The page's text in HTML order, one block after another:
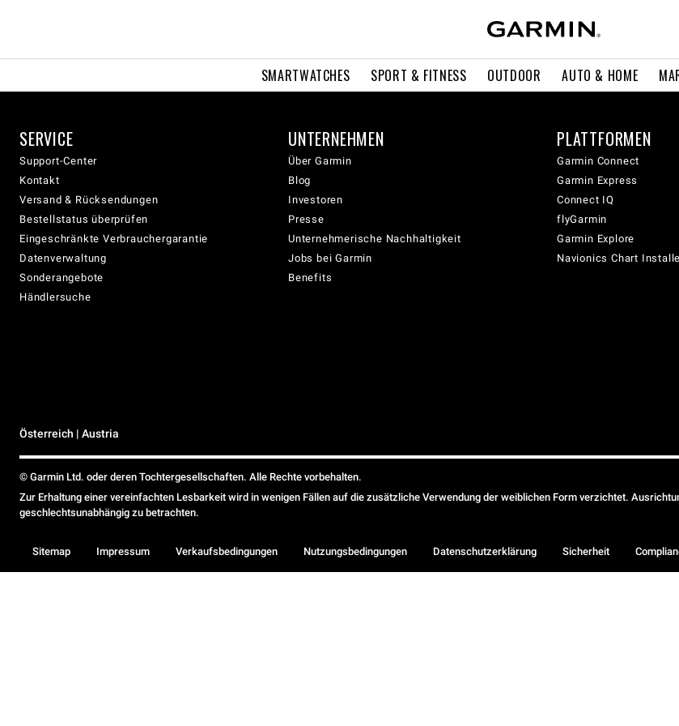
SMARTWATCHES SPORT & FITNESS OUTDOOR AUTO & HOME
SERVICE
Support-Center
Kontakt
Versand & Rücksendungen
Bestellstatus überprüfen
Eingeschränkte Verbrauchergarantie
Datenverwaltung
Sonderangebote
Händlersuche
UNTERNEHMEN
Über Garmin
Blog
Investoren
Presse
Unternehmerische Nachhaltigkeit
Jobs bei Garmin
Benefits
PLATTFORMEN
Garmin Connect
Garmin Express
Connect IQ
flyGarmin
Garmin Explore
Navionics Chart
Österreich | Austria
© Garmin Ltd. oder deren Tochtergesellschaften. Alle Rechte vorbehalten.
Zur Erhaltung einer vereinfachten Lesbarkeit wird in wenigen Fällen auf die zusätzliche Verwendung der weiblichen Form verzichtet.
geschlechtsunabhängig zu betrachten.
Sitemap Impressum Verkaufsbedingungen Nutzungsbedingungen Datenschutzerklärung Sicherheit